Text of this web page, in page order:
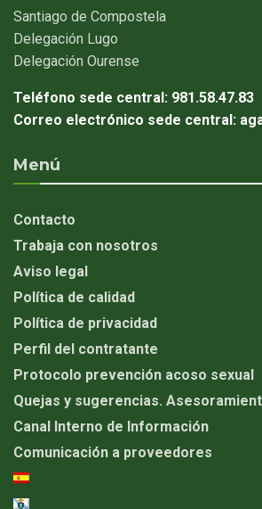
Santiago de Compostela
Delegación Lugo
Delegación Ourense
Teléfono sede central: 981.58.47.83
Correo electrónico sede central:
Menú
Contacto
Trabaja con nosotros
Aviso legal
Política de calidad
Política de privacidad
Perfil del contratante
Protocolo prevención acoso sexual
Quejas y sugerencias.
Canal Interno de Información
Comunicación a proveedores